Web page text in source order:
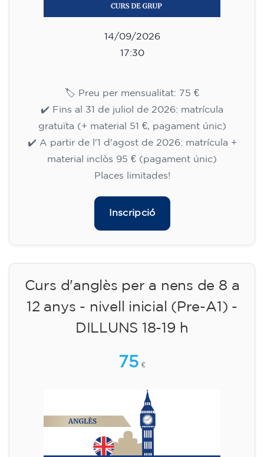
14/09/2026
17:30
🏷️ Preu per mensualitat: 75 €
✔️ Fins al 31 de juliol de 2026: matrícula
✔️ A partir de l'1 d'agost de 2026: matrícula +
material inclòs 95 € (pagament únic)
Places limitades!
12 anys - nivell inicial (Pre-A1) -
75 €